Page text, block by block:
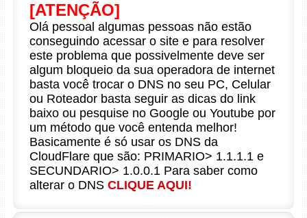
[ATENÇÃO]
Olá pessoal algumas pessoas não estão
conseguindo acessar o site e para resolver
este problema que possivelmente deve ser
algum bloqueio da sua operadora de internet
basta você trocar o DNS no seu PC, Celular
ou Roteador basta seguir as dicas do link
baixo ou pesquise no Google ou Youtube por
um método que você entenda melhor!
Basicamente é só usar os DNS da
CloudFlare que são: PRIMARIO> 1.1.1.1 e
SECUNDARIO> 1.0.0.1 Para saber como
alterar o DNS CLIQUE AQUI!